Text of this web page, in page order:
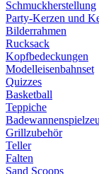
Schmuckherstellung
Party-Kerzen und
Bilderrahmen
Rucksack
Kopfbedeckungen
Modelleisenbahnset
Quizzes
Basketball
Teppiche
Grillzubehör
Teller
Falten
Sand Scoops